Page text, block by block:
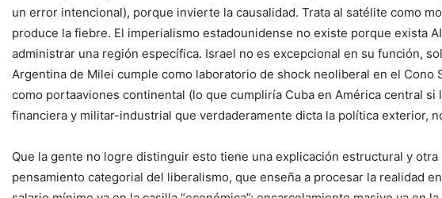
un error intencional), porque invierte la causalidad. Trata al satélite como
produce la fiebre. El imperialismo estadounidense no existe porque exista
administrar una región específica. Israel no es excepcional en su función,
Argentina de Milei cumple como laboratorio de shock neoliberal en el
como portaaviones continental (lo que cumpliría Cuba en América central
financiera y militar-industrial que verdaderamente dicta la política exterior,
Que la gente no logre distinguir esto tiene una explicación estructural y
pensamiento categorial del liberalismo, que enseña a procesar la realidad